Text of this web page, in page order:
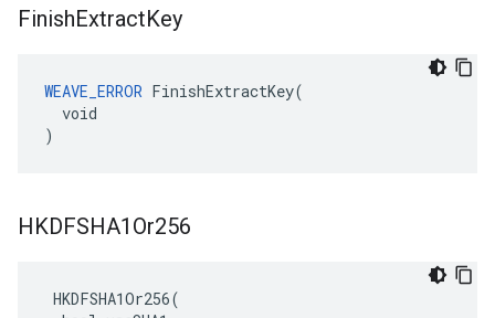
FinishExtractKey
WEAVE_ERROR FinishExtractKey(
  void
)
HKDFSHA1Or256
HKDFSHA1Or256(